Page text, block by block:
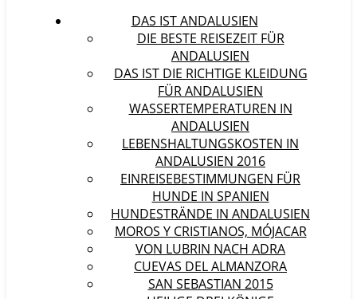
DAS IST ANDALUSIEN
DIE BESTE REISEZEIT FÜR
ANDALUSIEN
DAS IST DIE RICHTIGE KLEIDUNG
FÜR ANDALUSIEN
WASSERTEMPERATUREN IN
ANDALUSIEN
LEBENSHALTUNGSKOSTEN IN
ANDALUSIEN 2016
EINREISEBESTIMMUNGEN FÜR
HUNDE IN SPANIEN
HUNDESTRÄNDE IN ANDALUSIEN
MOROS Y CRISTIANOS, MÓJACAR
VON LUBRIN NACH ADRA
CUEVAS DEL ALMANZORA
SAN SEBASTIAN 2015